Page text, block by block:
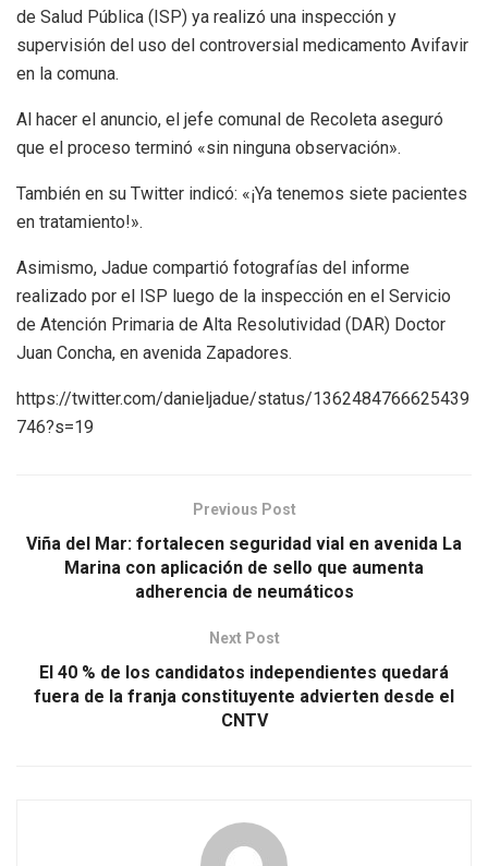
de Salud Pública (ISP) ya realizó una inspección y
supervisión del uso del controversial medicamento Avifavir
en la comuna.
Al hacer el anuncio, el jefe comunal de Recoleta aseguró
que el proceso terminó «sin ninguna observación».
También en su Twitter indicó: «¡Ya tenemos siete pacientes
en tratamiento!».
Asimismo, Jadue compartió fotografías del informe
realizado por el ISP luego de la inspección en el Servicio
de Atención Primaria de Alta Resolutividad (DAR) Doctor
Juan Concha, en avenida Zapadores.
https://twitter.com/danieljadue/status/1362484766625439
746?s=19
Previous Post
Viña del Mar: fortalecen seguridad vial en avenida La
Marina con aplicación de sello que aumenta
adherencia de neumáticos
Next Post
El 40 % de los candidatos independientes quedará
fuera de la franja constituyente advierten desde el
CNTV